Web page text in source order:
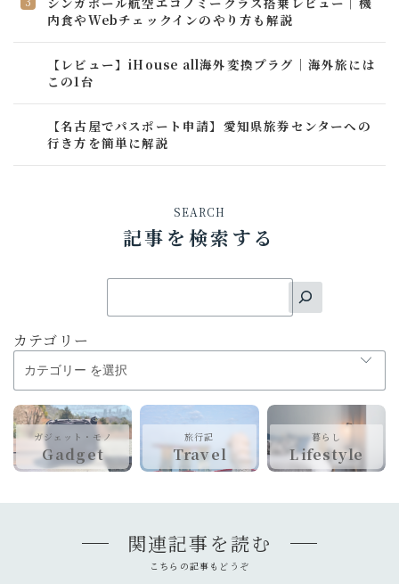
内食やWebチェックインのやり方も解説
【レビュー】iHouse all海外変換プラグ│海外旅には
この1台
【名古屋でパスポート申請】愛知県旅券センターへの
行き方を簡単に解説
SEARCH
記事を検索する
カテゴリー
ガジェット・モノ
Gadget
旅行記
Travel
暮らし
Lifestyle
関連記事を読む
こちらの記事もどうぞ